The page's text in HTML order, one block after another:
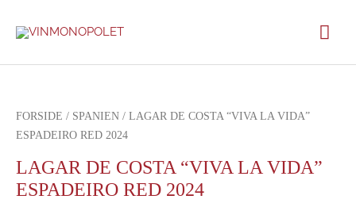
FORSIDE / SPANIEN / LAGAR DE COSTA “VIVA LA VIDA”
ESPADEIRO RED 2024
LAGAR DE COSTA “VIVA LA VIDA”
ESPADEIRO RED 2024